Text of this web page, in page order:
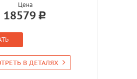
Цена
18579
В ДЕТАЛЯХ